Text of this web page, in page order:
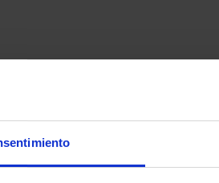
est un hôpital privé de renom situé à
Uruguay. Ce centre médical
cliniques et des urgences,